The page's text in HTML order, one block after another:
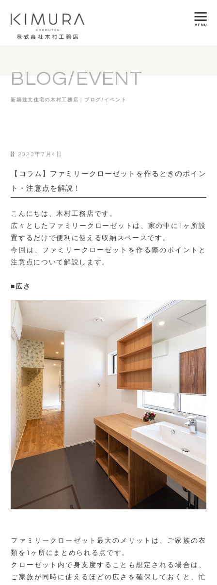
BLOG/EVENT
新築注文住宅の木村工務店｜ブログ/イベント
2023年7月4日
【コラム】ファミリークローゼットを作るときのポイン
ト・注意点を解説！
こんにちは、木村工務店です。
広々としたファミリークローゼットは、家の中に1ヶ所設
置するだけで便利に使える収納スペースです。
今回は、ファミリークローゼットを作る際のポイントと
注意点について解説します。
■広さ
ファミリークローゼット最大のメリットは、ご家族の衣
類を1ヶ所にまとめられる点です。
クローゼット内で身支度することも想定される場合は、
ご家族が同時に使えるほどの広さを確保しておくと、忙